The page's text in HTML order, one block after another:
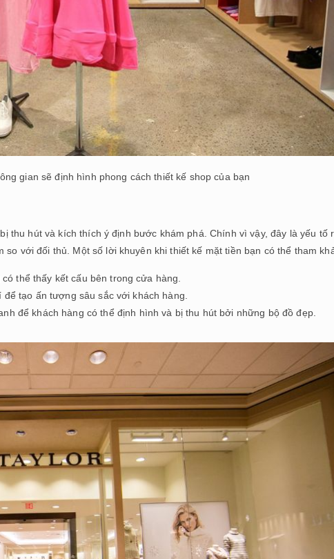
gian sẽ định hình phong cách thiết kế shop của bạn
thu hút và kích thích ý định bước khám phá. Chính vì vậy, đây là yếu tố
với đối thủ. Một số lời khuyên khi thiết kế mặt tiền bạn có thể tham
thể thấy kết cấu bên trong cửa hàng.
tạo ấn tượng sâu sắc với khách hàng.
để khách hàng có thể định hình và bị thu hút bởi những bộ đồ đẹp.